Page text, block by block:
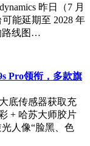
昨日（7 月
能延期至 2028 年
路线图…
Pro领衔，多款旗
底传感器获取充
+ 哈苏大师胶片
人像“脸黑、色